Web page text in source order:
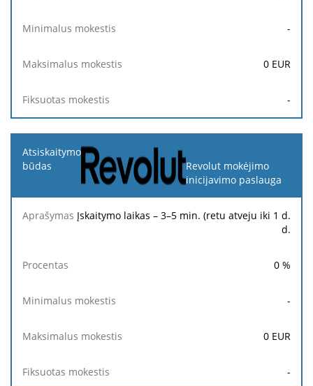
-
0 EUR
-
Revolut mokėjimo
inicijavimo paslauga
Įskaitymo laikas – 3–5 min. (retu atveju iki 1 d.
d.
0 %
-
0 EUR
-